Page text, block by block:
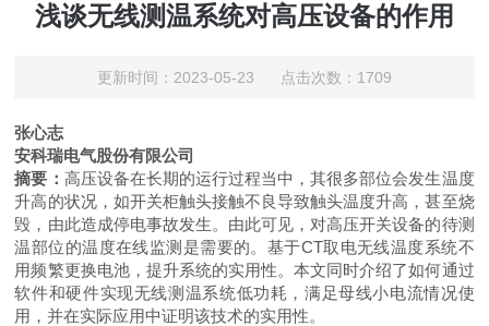
浅谈无线测温系统对高压设备的作用
更新时间：2023-05-23 点击次数：1709
张心志
安科瑞电气股份有限公司
摘要： 高压设备在长期的运行过程当中，其很多部位会发生温度
升高的状况，如开关柜触头接触不良导致触头温度升高，甚至烧
毁，由此造成停电事故发生。由此可见，对高压开关设备的待测
温部位的温度在线监测是需要的。基于CT取电无线温度系统不
用频繁更换电池，提升系统的实用性。本文同时介绍了如何通过
软件和硬件实现无线测温系统低功耗，满足母线小电流情况使
用，并在实际应用中证明该技术的实用性。